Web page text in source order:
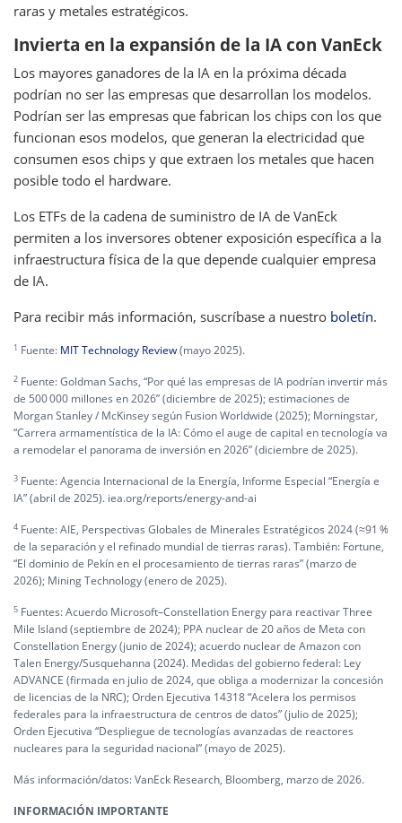
raras y metales estratégicos.
Invierta en la expansión de la IA con VanEck
Los mayores ganadores de la IA en la próxima década
podrían no ser las empresas que desarrollan los modelos.
Podrían ser las empresas que fabrican los chips con los que
funcionan esos modelos, que generan la electricidad que
consumen esos chips y que extraen los metales que hacen
posible todo el hardware.
Los ETFs de la cadena de suministro de IA de VanEck
permiten a los inversores obtener exposición específica a la
infraestructura física de la que depende cualquier empresa
de IA.
Para recibir más información, suscríbase a nuestro boletín.
1 Fuente: MIT Technology Review(mayo 2025).
2 Fuente: Goldman Sachs, “Por qué las empresas de IA podrían invertir más
de 500 000 millones en 2026” (diciembre de 2025); estimaciones de
Morgan Stanley / McKinsey según Fusion Worldwide (2025); Morningstar,
“Carrera armamentística de la IA: Cómo el auge de capital en tecnología va
a remodelar el panorama de inversión en 2026” (diciembre de 2025).
3 Fuente: Agencia Internacional de la Energía, Informe Especial “Energía e
IA” (abril de 2025). iea.org/reports/energy-and-ai
4 Fuente: AIE, Perspectivas Globales de Minerales Estratégicos 2024 (≈91 %
de la separación y el refinado mundial de tierras raras). También: Fortune,
“El dominio de Pekín en el procesamiento de tierras raras” (marzo de
2026); Mining Technology (enero de 2025).
5 Fuentes: Acuerdo Microsoft–Constellation Energy para reactivar Three
Mile Island (septiembre de 2024); PPA nuclear de 20 años de Meta con
Constellation Energy (junio de 2024); acuerdo nuclear de Amazon con
Talen Energy/Susquehanna (2024). Medidas del gobierno federal: Ley
ADVANCE (firmada en julio de 2024, que obliga a modernizar la concesión
de licencias de la NRC); Orden Ejecutiva 14318 “Acelera los permisos
federales para la infraestructura de centros de datos” (julio de 2025);
Orden Ejecutiva “Despliegue de tecnologías avanzadas de reactores
nucleares para la seguridad nacional” (mayo de 2025).
Más información/datos: VanEck Research, Bloomberg, marzo de 2026.
INFORMACIÓN IMPORTANTE